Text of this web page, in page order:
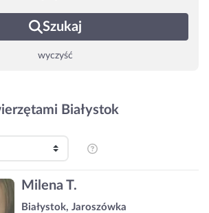
Szukaj
wyczyść
Białystok
Milena T.
Białystok, Jaroszówka